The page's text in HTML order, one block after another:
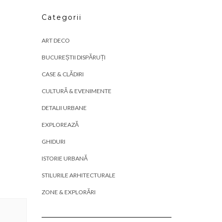
Categorii
ART DECO
BUCUREȘTII DISPĂRUȚI
CASE & CLĂDIRI
CULTURĂ & EVENIMENTE
DETALII URBANE
EXPLOREAZĂ
GHIDURI
ISTORIE URBANĂ
STILURILE ARHITECTURALE
ZONE & EXPLORĂRI